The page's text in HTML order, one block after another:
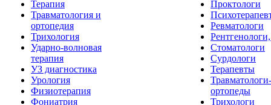
Терапия
Травматология и
ортопедия
Трихология
Ударно-волновая
терапия
УЗ диагностика
Урология
Физиотерапия
Фониатрия
Проктологи
Ревматологи
Стоматологи
Сурдологи
Терапевты
Травматологи-
ортопеды
Трихологи